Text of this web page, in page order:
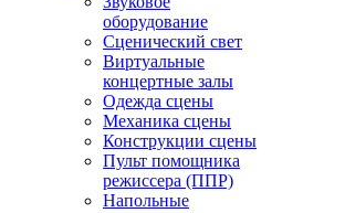
оборудование
Сценический свет
Виртуальные
концертные залы
Одежда сцены
Механика сцены
Конструкции сцены
Пульт помощника
режиссера (ППР)
Напольные